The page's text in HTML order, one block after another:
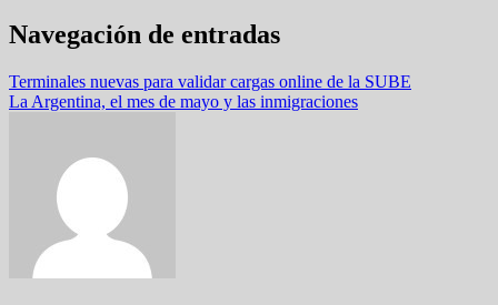
Navegación de entradas
Terminales nuevas para validar cargas online de la SUBE
La Argentina, el mes de mayo y las inmigraciones